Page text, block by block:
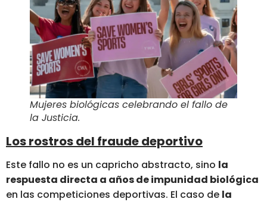
Mujeres biológicas celebrando el fallo de
la Justicia.
Los rostros del fraude deportivo
Este fallo no es un capricho abstracto, sino la
respuesta directa a años de impunidad biológica
en las competiciones deportivas. El caso de la